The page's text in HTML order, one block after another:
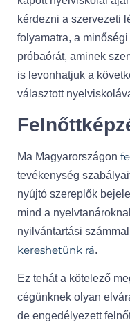
kérdezni a szervezeti
folyamatra, a
próbaórát, aminek
is levonhatjuk a
választott
Ma Magyarországon
tevékenység
nyújtó szereplők
mind a
nyilvántartási
kereshetünk rá.
Ez tehát a kötelező
cégünknek olyan
de engedélyezett